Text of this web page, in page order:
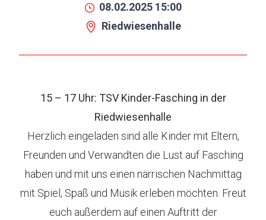
08.02.2025 15:00
Riedwiesenhalle
15 – 17 Uhr: TSV Kinder-Fasching in der
Riedwiesenhalle
Herzlich eingeladen sind alle Kinder mit Eltern,
Freunden und Verwandten die Lust auf Fasching
haben und mit uns einen närrischen Nachmittag
mit Spiel, Spaß und Musik erleben möchten. Freut
euch außerdem auf einen Auftritt der